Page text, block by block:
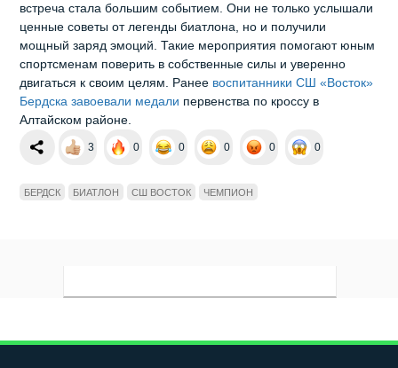
встреча стала большим событием. Они не только услышали
ценные советы от легенды биатлона, но и получили
мощный заряд эмоций. Такие мероприятия помогают юным
спортсменам поверить в собственные силы и уверенно
двигаться к своим целям. Ранее воспитанники СШ «Восток»
Бердска завоевали медали первенства по кроссу в
Алтайском районе.
3 0 0 0 0 0
БЕРДСК БИАТЛОН СШ ВОСТОК ЧЕМПИОН